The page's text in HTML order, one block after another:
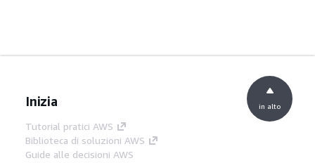
Inizia
Tutorial pratici AWS
Biblioteca di soluzioni AWS
Guide alle decisioni AWS
in alto